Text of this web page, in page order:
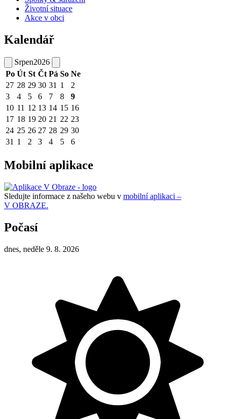
Životní situace
Akce v obci
Kalendář
Srpen2026
Po Út St Čt Pá So Ne
27 28 29 30 31 1
2
3
4 5 6 7 8
9
10 11 12 13 14 15 16
17 18 19 20 21 22 23
24 25 26 27 28 29 30
31 1 2 3 4 5 6
Mobilní aplikace
Sledujte informace z našeho webu v mobilní aplikaci –
V OBRAZE.
Počasí
dnes, neděle 9. 8. 2026